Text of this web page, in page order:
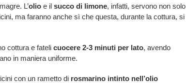
L’olioe il succo di limone, infatti, servono non solo
ma faranno anche sì che questa, durante la cottura, si
cottura e fatelicuocere 2-3 minuti per lato, avendo
in maniera uniforme.
con un rametto di rosmarino intinto nell’olio